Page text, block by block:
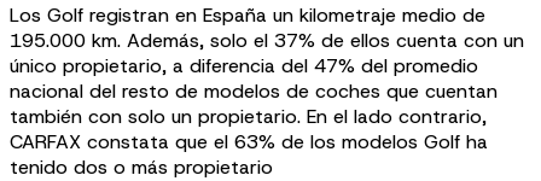
Los Golf registran en España un kilometraje medio de
195.000 km. Además, solo el 37% de ellos cuenta con un
único propietario, a diferencia del 47% del promedio
nacional del resto de modelos de coches que cuentan
también con solo un propietario. En el lado contrario,
CARFAX constata que el 63% de los modelos Golf ha
tenido dos o más propietario